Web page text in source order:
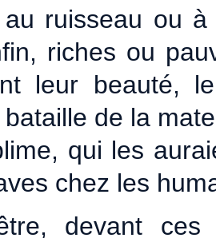
ruisseau ou
riches ou
leur beauté,
de la
qui les
chez les
devant ces